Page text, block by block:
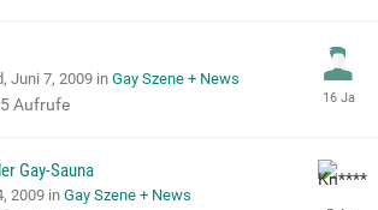
Juni 7, 2009 in Gay Szene + News
Aufrufe
Gay-Sauna
2009 in Gay Szene + News